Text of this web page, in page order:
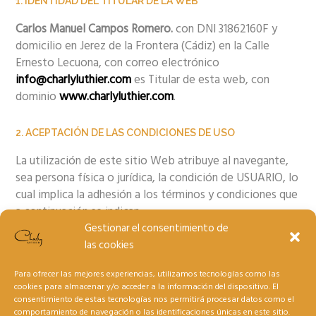
Gestionar el consentimiento de
las cookies
Para ofrecer las mejores experiencias, utilizamos tecnologías como las
cookies para almacenar y/o acceder a la información del dispositivo. El
consentimiento de estas tecnologías nos permitirá procesar datos como el
comportamiento de navegación o las identificaciones únicas en este sitio.
Carlos Manuel Campos Romero.con DNI 31862160F y
domicilio en Jerez de la Frontera (Cádiz) en la Calle
Ernesto Lecuona, con correo electrónico
info@charlyluthier.comes Titular de esta web, con
dominiowww.charlyluthier.com.
2. ACEPTACIÓN DE LAS CONDICIONES DE USO
La utilización de este sitio Web atribuye al navegante,
sea persona física o jurídica, la condición de USUARIO, lo
cual implica la adhesión a los términos y condiciones que
a continuación se indican.
A todos los efectos, se contemplarán los términos y
condiciones en la versión publicada en el momento en
que se produce el acceso.